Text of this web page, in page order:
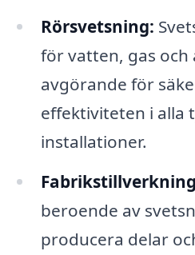
Rörsvetsning:
för vatten, gas
avgörande för
effektiviteten i alla
installationer.
beroende av
producera delar